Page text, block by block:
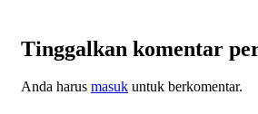
Tinggalkan komentar
Anda harus masuk untuk berkomentar.